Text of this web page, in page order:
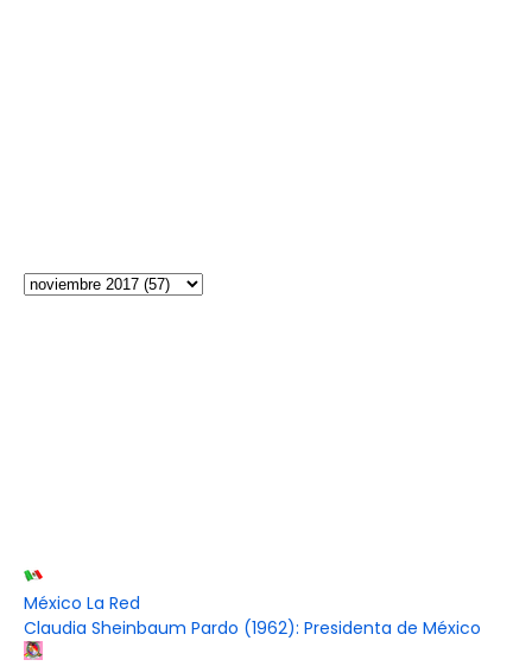
México La Red
Claudia Sheinbaum Pardo (1962): Presidenta de México